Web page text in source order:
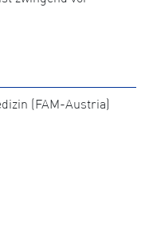
(FAM-Austria)